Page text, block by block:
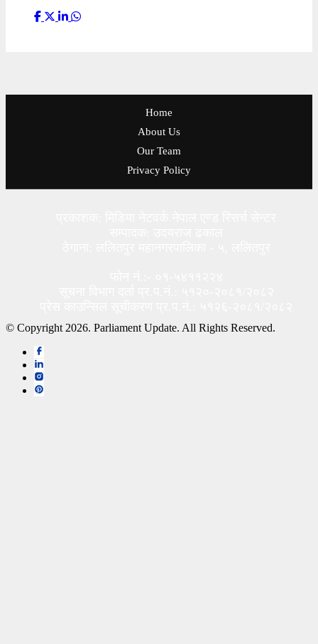
Home
About Us
Our Team
Privacy Policy
© Copyright 2026. Parliament Update. All Rights Reserved.